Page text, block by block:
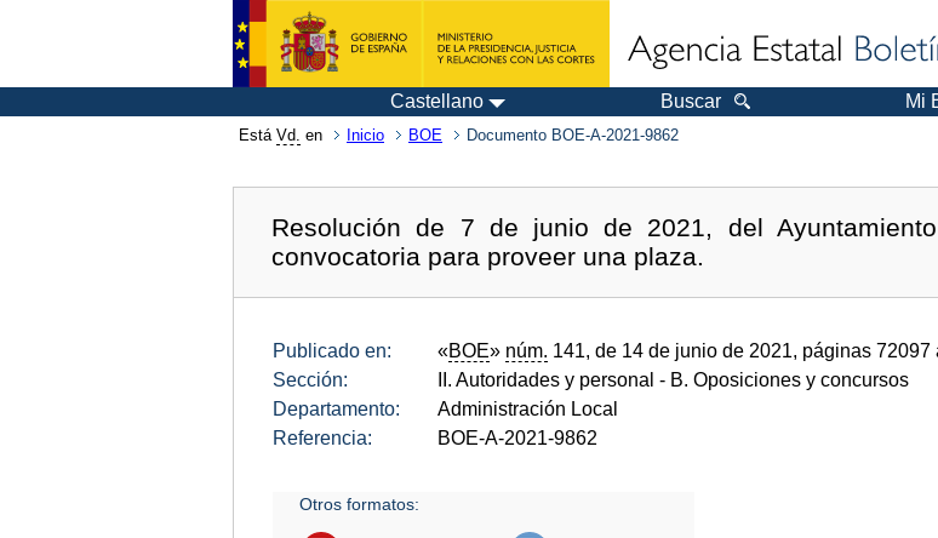
Castellano Buscar Mi
Está Vd. en Inicio BOE Documento BOE-A-2021-9862
Resolución de 7 de junio de 2021, del
convocatoria para proveer una plaza.
Publicado en: «BOE» núm. 141, de 14 de junio de 2021, páginas 72097
Sección:
II. Autoridades y personal - B. Oposiciones y concursos
Departamento:
Administración Local
Referencia:
BOE-A-2021-9862
Otros formatos: